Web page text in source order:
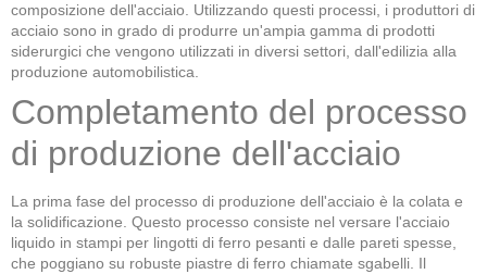
composizione dell'acciaio. Utilizzando questi processi, i produttori di
acciaio sono in grado di produrre un'ampia gamma di prodotti
siderurgici che vengono utilizzati in diversi settori, dall'edilizia alla
produzione automobilistica.
Completamento del processo
di produzione dell'acciaio
La prima fase del processo di produzione dell'acciaio è la colata e
la solidificazione. Questo processo consiste nel versare l'acciaio
liquido in stampi per lingotti di ferro pesanti e dalle pareti spesse,
che poggiano su robuste piastre di ferro chiamate sgabelli. Il